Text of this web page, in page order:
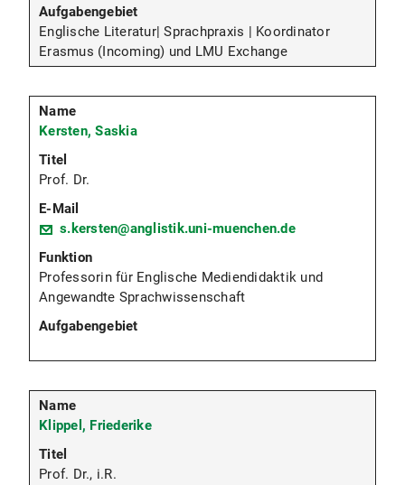
Englische Literatur| Sprachpraxis | Koordinator
Erasmus (Incoming) und LMU Exchange
Kersten, Saskia
Prof. Dr.
s.kersten@anglistik.uni-muenchen.de
Professorin für Englische Mediendidaktik und
Angewandte Sprachwissenschaft
Klippel, Friederike
Prof. Dr., i.R.